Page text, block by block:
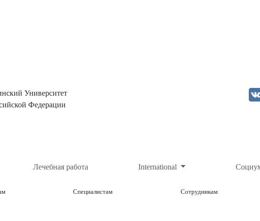
Университет
Федерации
Лечебная работа International
Специалистам Сотрудникам